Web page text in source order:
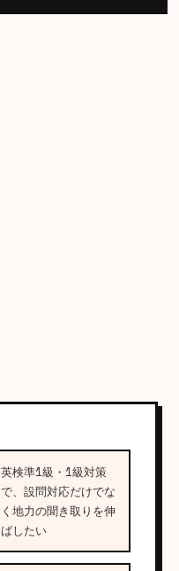
英検準1級・1級対策
で、設問対応だけでな
く地力の聞き取りを伸
ばしたい